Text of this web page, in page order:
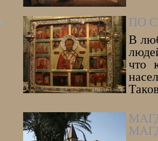
ПО
В
что